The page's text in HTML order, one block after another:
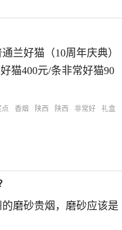
兰好猫（10周年庆典）
猫400元/条非常好猫90
点 香烟 陕西 陕西 非常好 礼盒
磨砂贵烟，磨砂应该是